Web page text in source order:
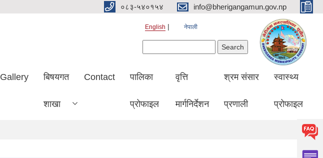
०८३-५४०१५४ info@bherigangamun.gov.np
English नेपाली
Gallery बिषयगत
शाखा
Contact पालिका
प्रोफाइल
वृत्ति
मार्गनिर्देशन
श्रम संसार
प्रणाली
स्वास्थ्य
प्रोफाइल